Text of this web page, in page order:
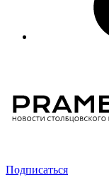
Подписаться